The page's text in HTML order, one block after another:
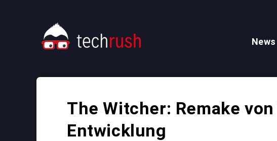
News
The Witcher: Remake
Entwicklung